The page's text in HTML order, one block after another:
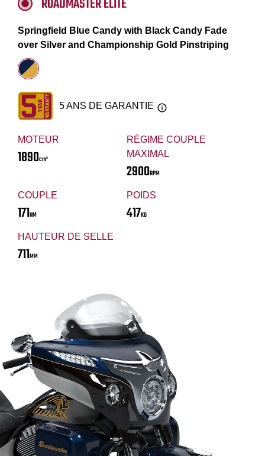
MOTEUR
1890cm³
RÉGIME COUPLE
MAXIMAL
2900RPM
COUPLE
171NM
POIDS
417KG
HAUTEUR DE SELLE
711MM
ROADMASTER ELITE
Springfield Blue Candy with Black Candy Fade
over Silver and Championship Gold Pinstriping
5 ANS DE GARANTIE